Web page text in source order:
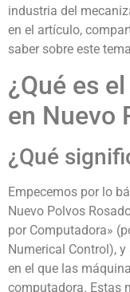
industria del
en el artículo,
saber sobre este
¿Qué es
en Nuevo
¿Qué
Empecemos por lo
Nuevo Polvos
por Computadora»
Numerical Control),
en el que las
computadora. Estas